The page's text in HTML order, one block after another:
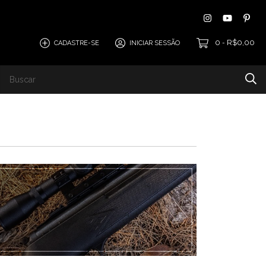
CADASTRE-SE INICIAR SESSÃO 0 - R$0,00
Térmicos